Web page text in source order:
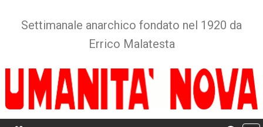
Settimanale anarchico fondato nel 1920 da
Errico Malatesta